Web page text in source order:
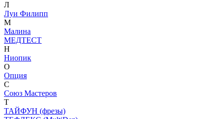
Л
Луи Филипп
М
Малина
МЕДТЕСТ
Н
Ниопик
О
Опция
С
Союз Мастеров
Т
ТАЙФУН (фрезы)